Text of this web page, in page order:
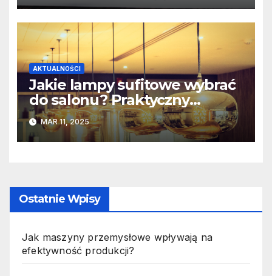
AKTUALNOŚCI
Jakie lampy sufitowe wybrać
do salonu? Praktyczny
poradnik
MAR 11, 2025
Ostatnie Wpisy
Jak maszyny przemysłowe wpływają na
efektywność produkcji?